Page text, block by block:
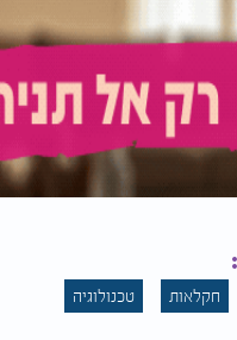
חקלאות טכנולוגיה